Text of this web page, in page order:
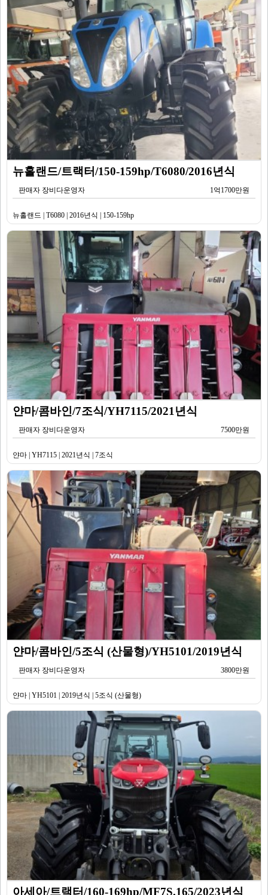
뉴홀랜드/트랙터/150-159hp/T6080/2016년식
판매자 장비다운영자 1억1700만원
뉴홀랜드 | T6080 | 2016년식 | 150-159hp
얀마/콤바인/7조식/YH7115/2021년식
판매자 장비다운영자 7500만원
얀마 | YH7115 | 2021년식 | 7조식
얀마/콤바인/5조식 (산물형)/YH5101/2019년식
판매자 장비다운영자 3800만원
얀마 | YH5101 | 2019년식 | 5조식 (산물형)
아세아/트랙터/160-169hp/MF7S.165/2023년식